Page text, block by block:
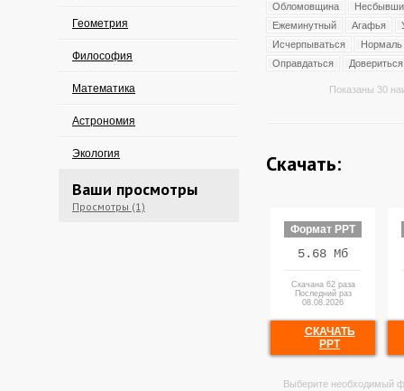
Геометрия
Философия
Математика
Астрономия
Экология
Ваши просмотры
Просмотры (1)
Обломовщина
Ежеминутный
Агафья
Исчерпываться
Нормаль
Оправдаться
Довериться
Показаны 30
Скачать:
Формат PPT
5.68 Мб
Скачана 62 раза
Последний раз
08.08.2026
СКАЧАТЬ
PPT
Выберите необходимый